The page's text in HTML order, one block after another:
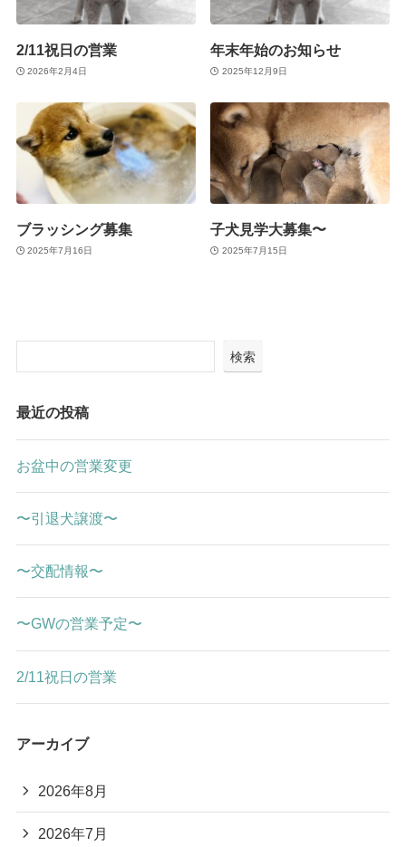
2/11祝日の営業
2026年2月4日
年末年始のお知らせ
2025年12月9日
ブラッシング募集
2025年7月16日
子犬見学大募集〜
2025年7月15日
検索
最近の投稿
お盆中の営業変更
〜引退犬譲渡〜
〜交配情報〜
〜GWの営業予定〜
2/11祝日の営業
アーカイブ
2026年8月
2026年7月